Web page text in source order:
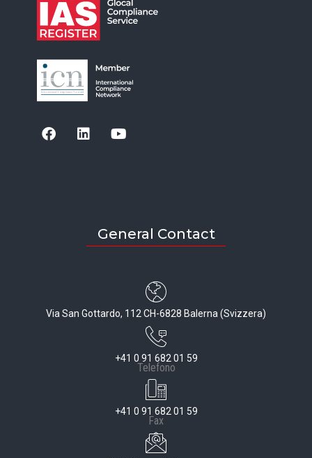
General Contact
Via San Gottardo, 112 CH-6828 Balerna (Svizzera)
+41 0 91 682 01 59
Telefono
+41 0 91 682 01 59
Fax